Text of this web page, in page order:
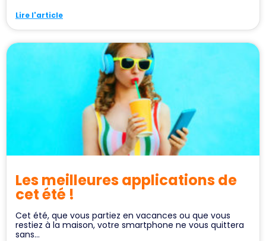
Lire l'article
Les meilleures applications de
cet été !
Cet été, que vous partiez en vacances ou que vous
restiez à la maison, votre smartphone ne vous quittera
sans...